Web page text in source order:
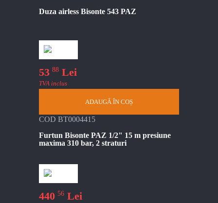
Duza airless Bisonte 543 PAZ
53 88 Lei
TVA inclus
ADAUGĂ ÎN COȘ
COD BT0004415
Furtun Bisonte PAZ 1/2" 15 m presiune
maxima 310 bar, 2 straturi
440 56 Lei